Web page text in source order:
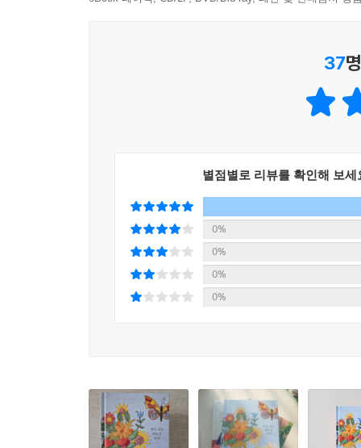
신이시여, 나로 하여금 절망하게 하소서. 내게 절
가까운 친구와 이웃들이 점차 저세상으로 떠나 여
다. 그러다 보면 아직 이편에 굳건히 둥지를 틀고
살아오면서 나는 시대의 문제를 회피하지 않았
았습니다. 그러나 우선적으로 마음이 가는 대상
률적이지 않은 개체로서의 인간이었습니다.
---「〈프랑스 학생들에게 보내는 인사〉, 1951년
내 생각에 인간은 크게 고양될 수도, 크게 비열
수도 있지요. 그런데 정말로 훌륭한 일이나 야비
---「〈굴브란손의 스케치〉 리뷰, 1914년 2월│12월 31일,
그리고 단어와 어휘의 흐름 속에 담긴 예술성을
그토록 친숙한, 그러나 이토록 새로운 헤세와 함께
2023년은 헤세 사망 61주기이자 탄생 146주기,
『싯다르타』가 세상에 소개된 지 101주년을 맞
말처럼 오래됨과 낡음을 도통 읽어낼 수 없는 헤
니케북스의 A Year of Quotes 시리즈
한 권으로 만나는 죽기 전에 꼭 읽어야 할 세계의
37
별점별로 리뷰를 확인해 보세
0%
0%
0%
0%